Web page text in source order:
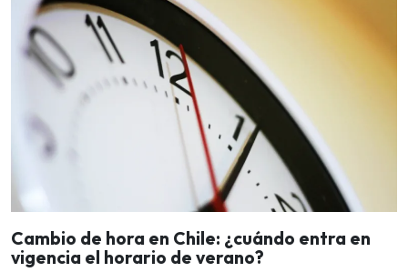
Cambio de hora en Chile: ¿cuándo entra en
vigencia el horario de verano?